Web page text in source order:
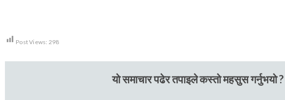
Post Views: 298
यो समाचार पढेर तपाइले कस्तो महसुस गर्नुभयो ?